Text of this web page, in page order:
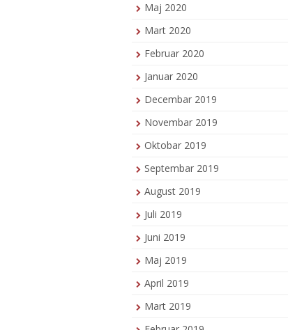
Maj 2020
Mart 2020
Februar 2020
Januar 2020
Decembar 2019
Novembar 2019
Oktobar 2019
Septembar 2019
August 2019
Juli 2019
Juni 2019
Maj 2019
April 2019
Mart 2019